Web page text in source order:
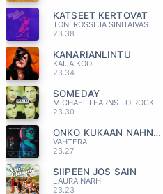
KATSEET KERTOVAT
TONI ROSSI JA SINITAIVAS
23.38
KANARIANLINTU
KAIJA KOO
23.34
SOMEDAY
MICHAEL LEARNS TO ROCK
23.30
ONKO KUKAAN NÄHNY MARLOO
VAHTERA
23.27
SIIPEEN JOS SAIN
LAURA NÄRHI
23.23